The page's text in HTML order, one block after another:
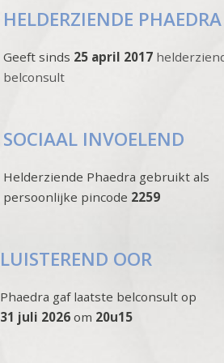
HELDERZIENDE PHAEDRA
Geeft sinds 25 april 2017
belconsult
SOCIAAL INVOELEND
Helderziende Phaedra gebruikt als
persoonlijke pincode 2259
LUISTEREND OOR
Phaedra gaf laatste belconsult op
31 juli 2026 om 20u15